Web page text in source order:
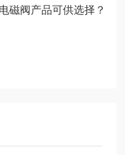
磁阀产品可供选择？